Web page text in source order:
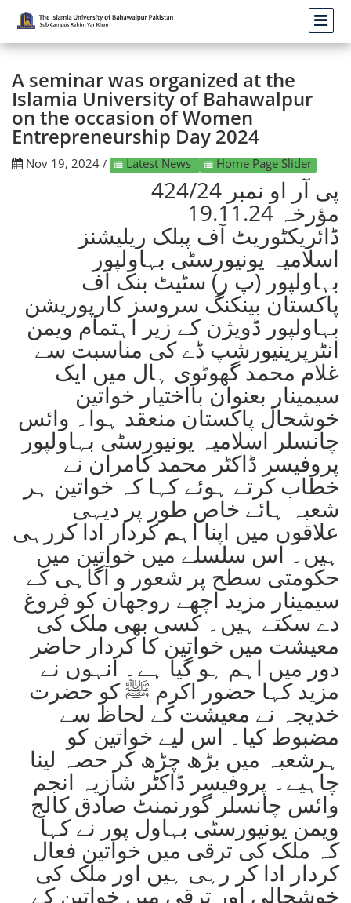
A seminar was organized at the
Islamia University of Bahawalpur
on the occasion of Women
Entrepreneurship Day 2024
Nov 19, 2024 / Latest News Home Page Slider
پی آر او نمبر 424/24
مؤرخہ 19.11.24
ڈائریکٹوریٹ آف پبلک ریلیشنز
اسلامیہ یونیورسٹی بہاولپور
بہاولپور (پ ر) سٹیٹ بنک آف
پاکستان بینکنگ سروسز کارپوریشن
بہاولپور ڈویژن کے زیر اہتمام ویمن
انٹرپرینیورشپ ڈے کی مناسبت سے
غلام محمد گھوٹوی ہال میں ایک
سیمینار بعنوان بااختیار خواتین
خوشحال پاکستان منعقد ہوا۔ وائس
چانسلر اسلامیہ یونیورسٹی بہاولپور
پروفیسر ڈاکٹر محمد کامران نے
خطاب کرتے ہوئے کہا کہ خواتین ہر
شعبہ ہائے خاص طور پر دیہی
علاقوں میں اپنا اہم کردار ادا کررہی
ہیں۔ اس سلسلے میں خواتین میں
حکومتی سطح پر شعور و آگاہی کے
سیمینار مزید اچھے روجھان کو فروغ
دے سکتے ہیں۔ کسی بھی ملک کی
معیشت میں خواتین کا کردار حاضر
دور میں اہم ہو گیا ہے۔ انہوں نے
مزید کہا حضور اکرم ﷺ کو حضرت
خدیجہ نے معیشت کے لحاظ سے
مضبوط کیا۔ اس لیے خواتین کو
ہرشعبہ میں بڑھ چڑھ کر حصہ لینا
چاہیے۔ پروفیسر ڈاکٹر شازیہ انجم
وائس چانسلر گورنمنٹ صادق کالج
ویمن یونیورسٹی بہاول پور نے کہا
کہ ملک کی ترقی میں خواتین فعال
کردار ادا کر رہی ہیں اور ملک کی
خوشحالی اور ترقی میں خواتین کے